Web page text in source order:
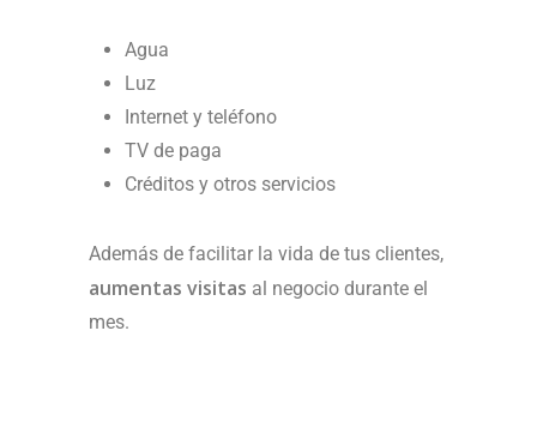
Agua
Luz
Internet y teléfono
TV de paga
Créditos y otros servicios
Además de facilitar la vida de tus clientes,
aumentas visitas al negocio durante el
mes.